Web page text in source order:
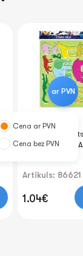
Lineāls-
plastikāta
Artikuls: 86621
1.04€
ar PVN
Cena ar PVN
Cena bez PVN